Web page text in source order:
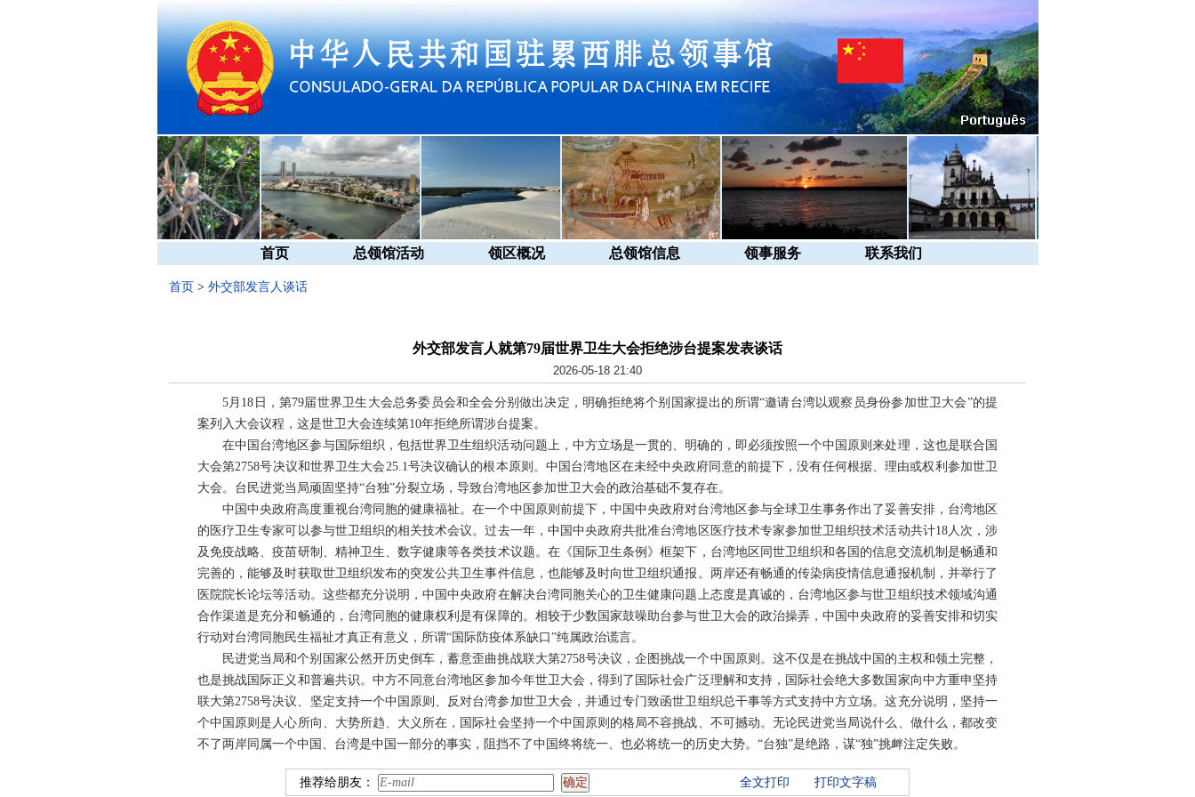
首页 总领馆活动 领区概况 总领馆信息 领事服务 联系我们
首页 > 外交部发言人谈话
外交部发言人就第79届世界卫生大会拒绝涉台提案发表谈话
2026-05-18 21:40
5月18日，第79届世界卫生大会总务委员会和全会分别做出决定，明确拒绝将个别国家提出的所谓“邀请台湾以观察员身份参加世卫大会”的提
案列入大会议程，这是世卫大会连续第10年拒绝所谓涉台提案。
在中国台湾地区参与国际组织，包括世界卫生组织活动问题上，中方立场是一贯的、明确的，即必须按照一个中国原则来处理，这也是联合国
大会第2758号决议和世界卫生大会25.1号决议确认的根本原则。中国台湾地区在未经中央政府同意的前提下，没有任何根据、理由或权利参加世卫
大会。台民进党当局顽固坚持“台独”分裂立场，导致台湾地区参加世卫大会的政治基础不复存在。
中国中央政府高度重视台湾同胞的健康福祉。在一个中国原则前提下，中国中央政府对台湾地区参与全球卫生事务作出了妥善安排，台湾地区
的医疗卫生专家可以参与世卫组织的相关技术会议。过去一年，中国中央政府共批准台湾地区医疗技术专家参加世卫组织技术活动共计18人次，涉
及免疫战略、疫苗研制、精神卫生、数字健康等各类技术议题。在《国际卫生条例》框架下，台湾地区同世卫组织和各国的信息交流机制是畅通和
完善的，能够及时获取世卫组织发布的突发公共卫生事件信息，也能够及时向世卫组织通报。两岸还有畅通的传染病疫情信息通报机制，并举行了
医院院长论坛等活动。这些都充分说明，中国中央政府在解决台湾同胞关心的卫生健康问题上态度是真诚的，台湾地区参与世卫组织技术领域沟通
合作渠道是充分和畅通的，台湾同胞的健康权利是有保障的。相较于少数国家鼓噪助台参与世卫大会的政治操弄，中国中央政府的妥善安排和切实
行动对台湾同胞民生福祉才真正有意义，所谓“国际防疫体系缺口”纯属政治谎言。
民进党当局和个别国家公然开历史倒车，蓄意歪曲挑战联大第2758号决议，企图挑战一个中国原则。这不仅是在挑战中国的主权和领土完整，
也是挑战国际正义和普遍共识。中方不同意台湾地区参加今年世卫大会，得到了国际社会广泛理解和支持，国际社会绝大多数国家向中方重申坚持
联大第2758号决议、坚定支持一个中国原则、反对台湾参加世卫大会，并通过专门致函世卫组织总干事等方式支持中方立场。这充分说明，坚持一
个中国原则是人心所向、大势所趋、大义所在，国际社会坚持一个中国原则的格局不容挑战、不可撼动。无论民进党当局说什么、做什么，都改变
不了两岸同属一个中国、台湾是中国一部分的事实，阻挡不了中国终将统一、也必将统一的历史大势。“台独”是绝路，谋“独”挑衅注定失败。
推荐给朋友： 全文打印 打印文字稿